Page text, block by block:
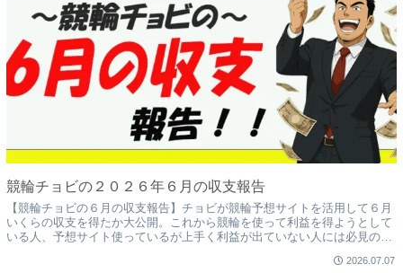
競輪チョビの２０２６年６月の収支報告
【競輪チョビの６月の収支報告】チョビが競輪予想サイトを活用して６月
いくらの収支を得たか大公開。これから競輪を使って利益を得ようとして
いる人、予想サイト使っているが上手く利益が出ていない人には必見の内
2026.07.07